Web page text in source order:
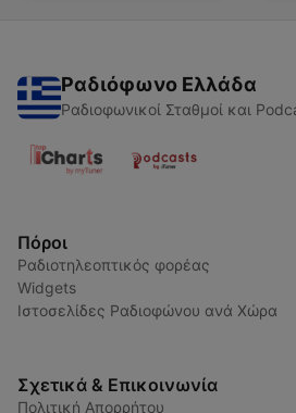
Ραδιόφωνο Ελλάδα
Ραδιοφωνικοί Σταθμοί και
Πόροι
Ραδιοτηλεοπτικός φορέας
Widgets
Ιστοσελίδες Ραδιοφώνου ανά Χώρα
Σχετικά & Επικοινωνία
Πολιτική Απορρήτου